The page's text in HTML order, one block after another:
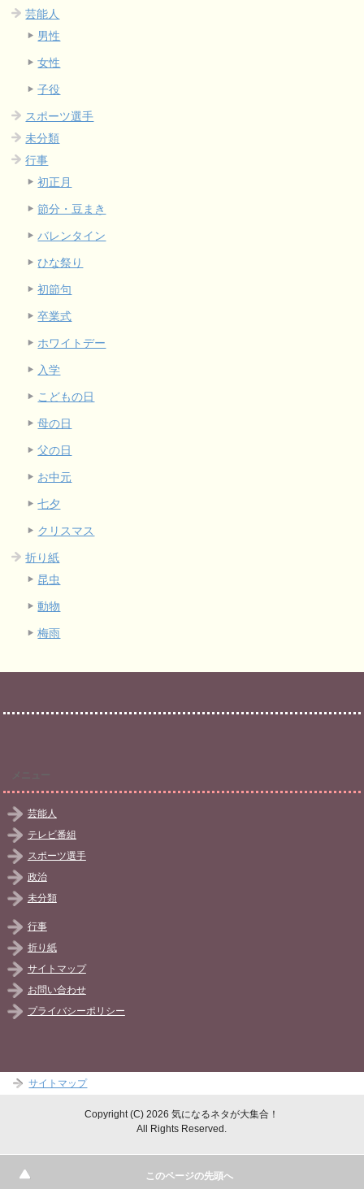
芸能人
男性
女性
子役
スポーツ選手
未分類
行事
初正月
節分・豆まき
バレンタイン
ひな祭り
初節句
卒業式
ホワイトデー
入学
こどもの日
母の日
父の日
お中元
七夕
クリスマス
折り紙
昆虫
動物
梅雨
芸能人
テレビ番組
スポーツ選手
政治
未分類
行事
折り紙
サイトマップ
お問い合わせ
プライバシーポリシー
サイトマップ
Copyright (C) 2026 気になるネタが大集合！
All Rights Reserved.
このページの先頭へ